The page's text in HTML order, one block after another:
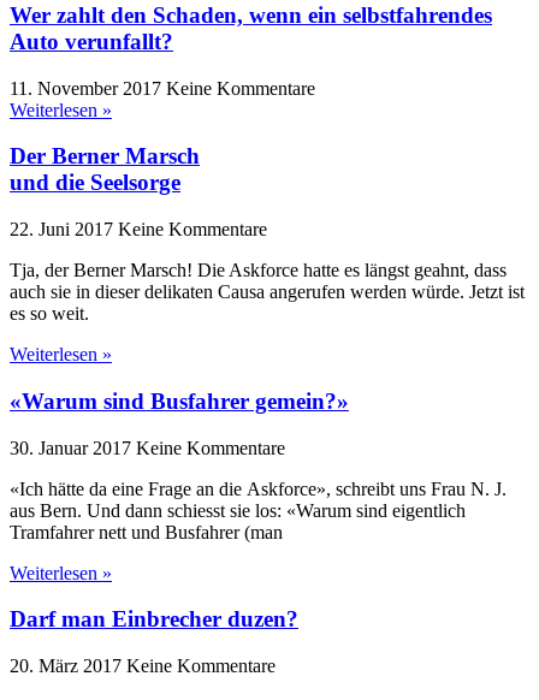
Wer zahlt den Schaden, wenn ein selbstfahrendes
Auto verunfallt?
11. November 2017 Keine Kommentare
Weiterlesen »
Der Berner Marsch
und die Seelsorge
22. Juni 2017 Keine Kommentare
Tja, der Berner Marsch! Die Askforce hatte es längst geahnt, dass
auch sie in dieser delikaten Causa angerufen werden würde. Jetzt ist
es so weit.
Weiterlesen »
«Warum sind Busfahrer gemein?»
30. Januar 2017 Keine Kommentare
«Ich hätte da eine Frage an die Askforce», schreibt uns Frau N. J.
aus Bern. Und dann schiesst sie los: «Warum sind eigentlich
Tramfahrer nett und Busfahrer (man
Weiterlesen »
Darf man Einbrecher duzen?
20. März 2017 Keine Kommentare